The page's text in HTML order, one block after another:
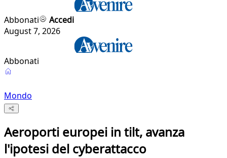
Abbonati
Accedi
August 7, 2026
Abbonati
Mondo
Aeroporti europei in tilt, avanza
l'ipotesi del cyberattacco